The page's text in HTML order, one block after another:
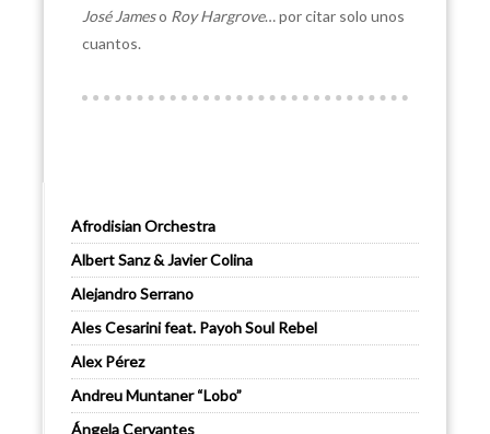
José Jameso Roy Hargrove… por citar solo unos
cuantos.
Afrodisian Orchestra
Albert Sanz & Javier Colina
Alejandro Serrano
Ales Cesarini feat. Payoh Soul Rebel
Alex Pérez
Andreu Muntaner “Lobo”
Ángela Cervantes